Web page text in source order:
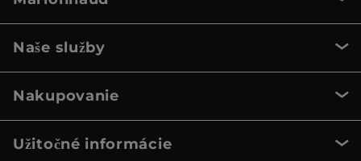
Naše služby
Nakupovanie
Užitočné informácie